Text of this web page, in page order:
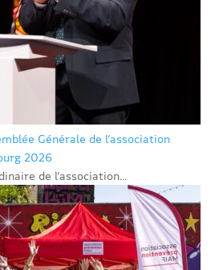
Générale de l’association
2026
de l’association...